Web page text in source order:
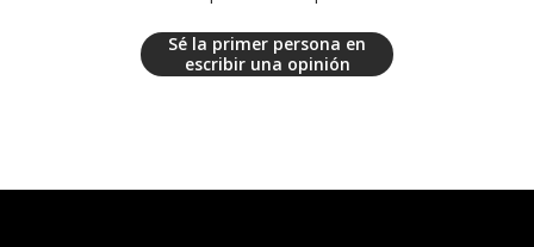
Sé la primer persona en
escribir una opinión